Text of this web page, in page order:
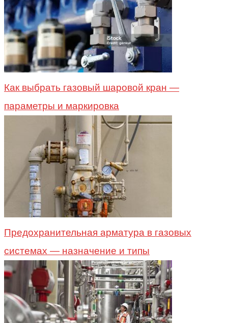
Как выбрать газовый шаровой кран —
параметры и маркировка
Предохранительная арматура в газовых
системах — назначение и типы